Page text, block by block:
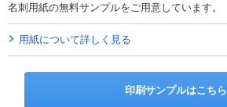
名刺用紙の無料サンプルをご用意しています。
用紙について詳しく見る
印刷サンプルはこちら